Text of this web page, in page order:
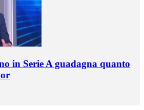
in Serie A guadagna quanto